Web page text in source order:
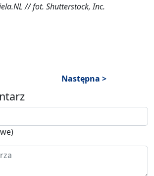
// fot. Shutterstock, Inc.
Następna >